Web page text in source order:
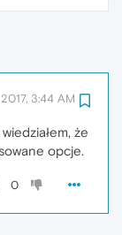
3:44 AM
że
opcje.
0